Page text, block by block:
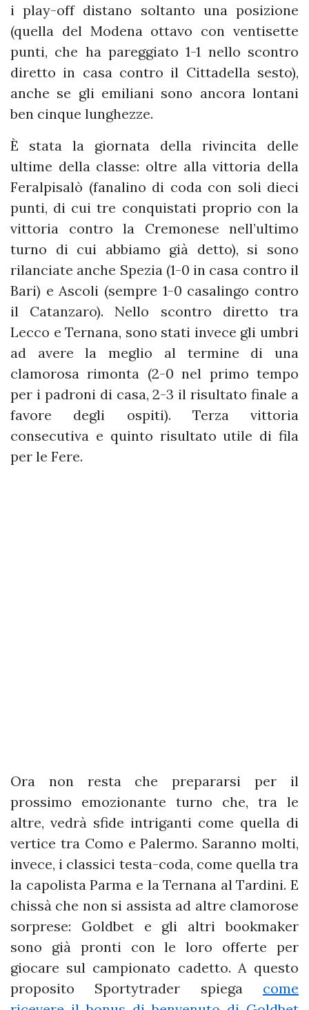
i play-off distano soltanto una posizione
(quella del Modena ottavo con ventisette
punti, che ha pareggiato 1-1 nello scontro
diretto in casa contro il Cittadella sesto),
anche se gli emiliani sono ancora lontani
ben cinque lunghezze.
È stata la giornata della rivincita delle
ultime della classe: oltre alla vittoria della
Feralpisalò (fanalino di coda con soli dieci
punti, di cui tre conquistati proprio con la
vittoria contro la Cremonese nell’ultimo
turno di cui abbiamo già detto), si sono
rilanciate anche Spezia (1-0 in casa contro il
Bari) e Ascoli (sempre 1-0 casalingo contro
il Catanzaro). Nello scontro diretto tra
Lecco e Ternana, sono stati invece gli umbri
ad avere la meglio al termine di una
clamorosa rimonta (2-0 nel primo tempo
per i padroni di casa, 2-3 il risultato finale a
favore degli ospiti). Terza vittoria
consecutiva e quinto risultato utile di fila
per le Fere.
Ora non resta che prepararsi per il
prossimo emozionante turno che, tra le
altre, vedrà sfide intriganti come quella di
vertice tra Como e Palermo. Saranno molti,
invece, i classici testa-coda, come quella tra
la capolista Parma e la Ternana al Tardini. E
chissà che non si assista ad altre clamorose
sorprese: Goldbet e gli altri bookmaker
sono già pronti con le loro offerte per
giocare sul campionato cadetto. A questo
proposito Sportytrader spiega come